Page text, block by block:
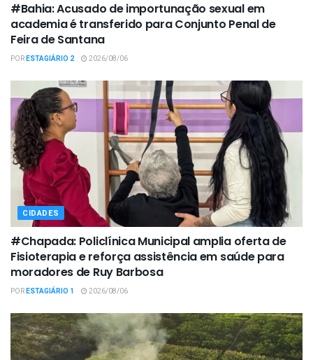
#Bahia: Acusado de importunação sexual em
academia é transferido para Conjunto Penal de
Feira de Santana
PORESTAGIÁRIO 2 2026/08/06
CIDADES
#Chapada: Policlínica Municipal amplia oferta de
Fisioterapia e reforça assistência em saúde para
moradores de Ruy Barbosa
PORESTAGIÁRIO 1 2026/08/06